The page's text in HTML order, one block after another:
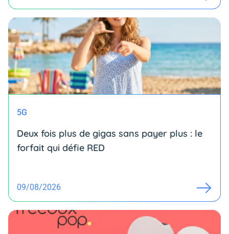
5G
Deux fois plus de gigas sans payer plus : le
forfait qui défie RED
09/08/2026